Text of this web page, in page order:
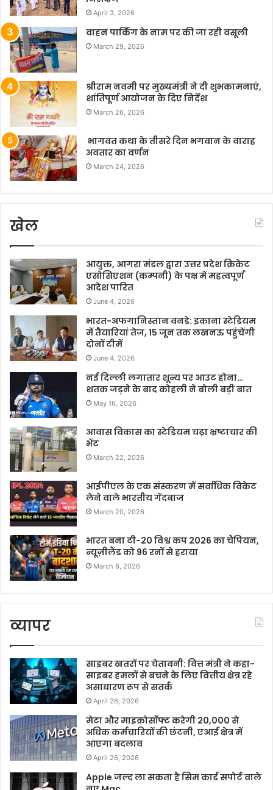
April 3, 2026
वाहन पार्किंग के नाम पर की जा रही वसूली
March 29, 2026
श्रीराम नवमी पर मुख्यमंत्री ने दी शुभकामनाएं,
शांतिपूर्ण आयोजन के दिए निर्देश
March 26, 2026
भागवत कथा के तीसरे दिन भगवान के वाराह
अवतार का वर्णन
March 24, 2026
खेल
आयुक्त, आगरा मंडल द्वारा उत्तर प्रदेश क्रिकेट
एसोसिएशन (कम्पनी) के पक्ष में महत्वपूर्ण
आदेश पारित
June 4, 2026
भारत-अफगानिस्तान वनडे: इकाना स्टेडियम
में तैयारियां तेज, 15 जून तक लखनऊ पहुंचेंगी
दोनों टीमें
June 4, 2026
नई दिल्ली लगातार शून्य पर आउट होना…
शतक जड़ने के बाद कोहली ने बोली बड़ी बात
May 16, 2026
आवास विकास का स्टेडियम चढ़ा भ्रष्टाचार की
भेंट
March 22, 2026
आईपीएल के एक संस्करण में सर्वाधिक विकेट
लेने वाले भारतीय गेंदबाज
March 20, 2026
भारत बना टी-20 विश्व कप 2026 का चैंपियन,
न्यूज़ीलैंड को 96 रनों से हराया
March 8, 2026
व्यापर
साइबर खतरों पर चेतावनी: वित्त मंत्री ने कहा-
साइबर हमलों से बचने के लिए वित्तीय क्षेत्र रहे
असाधारण रूप से सतर्क
April 26, 2026
मेटा और माइक्रोसॉफ्ट करेगी 20,000 से
अधिक कर्मचारियों की छंटनी, एआई क्षेत्र में
आएगा बदलाव
April 26, 2026
Apple जल्द ला सकता है सिम कार्ड सपोर्ट वाले